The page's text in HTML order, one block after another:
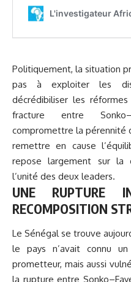
Politiquement, la situation
pas à exploiter les
décrédibiliser les
fracture entre
compromettre la pérennité
remettre en cause
repose largement sur la
l’unité des deux leaders.
UNE RUPTURE
RECOMPOSITION
Le Sénégal se trouve
le pays n’avait connu
prometteur, mais aussi
la rupture entre